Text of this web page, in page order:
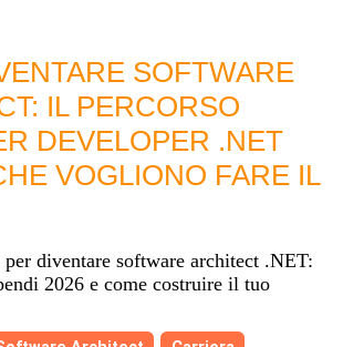
SOFTWARE
IL PERCORSO
DEVELOPER .NET
VOGLIONO FARE IL
diventare software architect .NET:
2026 e come costruire il tuo